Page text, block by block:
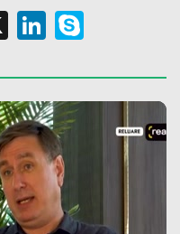
X LinkedIn